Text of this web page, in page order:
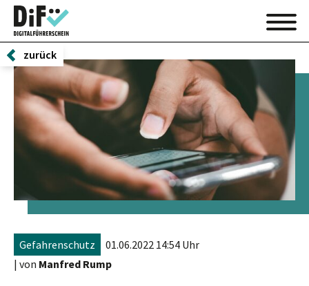
zurück
Gefahrenschutz
01.06.2022 14:54 Uhr
| von Manfred Rump